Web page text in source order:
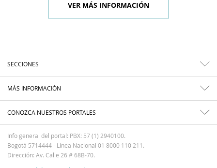
VER MÁS INFORMACIÓN
SECCIONES
MÁS INFORMACIÓN
CONOZCA NUESTROS PORTALES
Info general del portal: PBX: 57 (1) 2940100.
Bogotá 5714444 - Línea Nacional 01 8000 110 211.
Dirección: Av. Calle 26 # 68B-70.